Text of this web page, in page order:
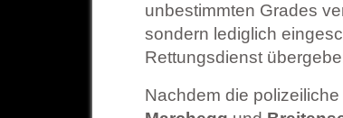
unbestimmten Grades
sondern lediglich
Rettungsdienst
Nachdem die